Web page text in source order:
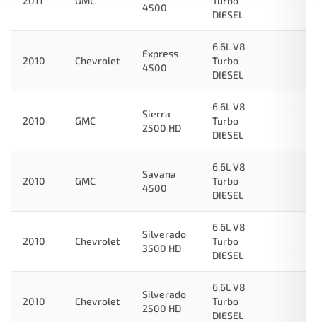
4500
DIESEL
2010 Chevrolet
Express
4500
6.6L V8
Turbo
DIESEL
2010 GMC
Sierra
2500 HD
6.6L V8
Turbo
DIESEL
2010 GMC
Savana
4500
6.6L V8
Turbo
DIESEL
2010 Chevrolet
Silverado
3500 HD
6.6L V8
Turbo
DIESEL
2010 Chevrolet
Silverado
2500 HD
6.6L V8
Turbo
DIESEL